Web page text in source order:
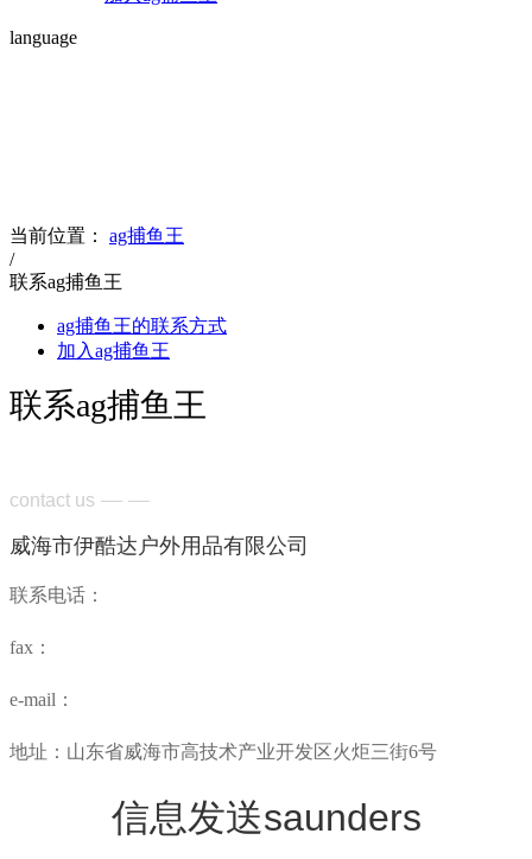
language
当前位置：
ag捕鱼王
/
联系ag捕鱼王
ag捕鱼王的联系方式
加入ag捕鱼王
联系ag捕鱼王
contact us — —
威海市伊酷达户外用品有限公司
联系电话：
fax：
e-mail：
地址：山东省威海市高技术产业开发区火炬三街6号
信息发送saunders